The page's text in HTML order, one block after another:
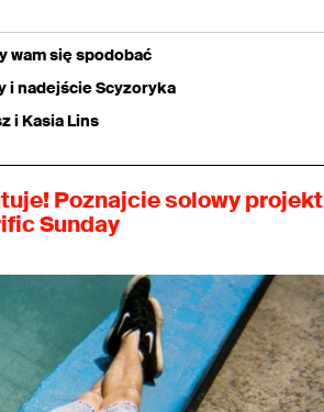
wam się spodobać
i nadejście Scyzoryka
i Kasia Lins
Poznajcie solowy projekt
Sunday